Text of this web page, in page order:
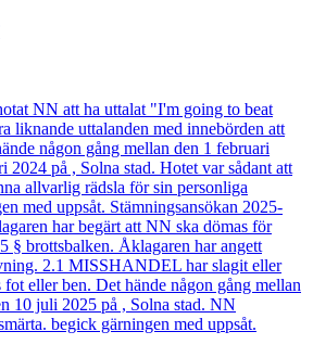
NN att ha uttalat "I'm going to beat
liknande uttalanden med innebörden att
någon gång mellan den 1 februari
2024 på , Solna stad. Hotet var sådant att
allvarlig rädsla för sin personliga
med uppsåt. Stämningsansökan 2025-
har begärt att NN ska dömas för
§ brottsbalken. Åklagaren har angett
2.1 MISSHANDEL har slagit eller
eller ben. Det hände någon gång mellan
10 juli 2025 på , Solna stad. NN
begick gärningen med uppsåt.